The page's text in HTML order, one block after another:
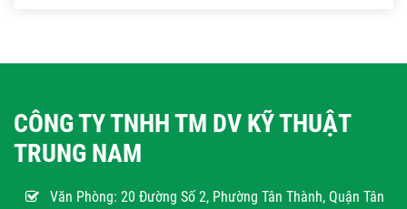
CÔNG TY TNHH TM DV KỸ THUẬT
TRUNG NAM
Văn Phòng: 20 Đường Số 2, Phường Tân Thành, Quận Tân